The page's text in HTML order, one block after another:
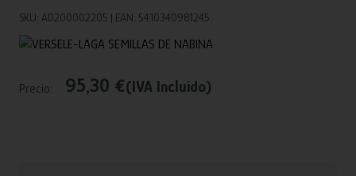
SKU: AD200002205 | EAN: 5410340981245
Precio: 95,30 €(IVA Incluido)